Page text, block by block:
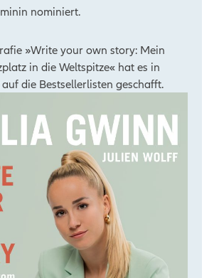
nominiert.
»Write your own story: Mein
in die Weltspitze« hat es in
die Bestsellerlisten geschafft.